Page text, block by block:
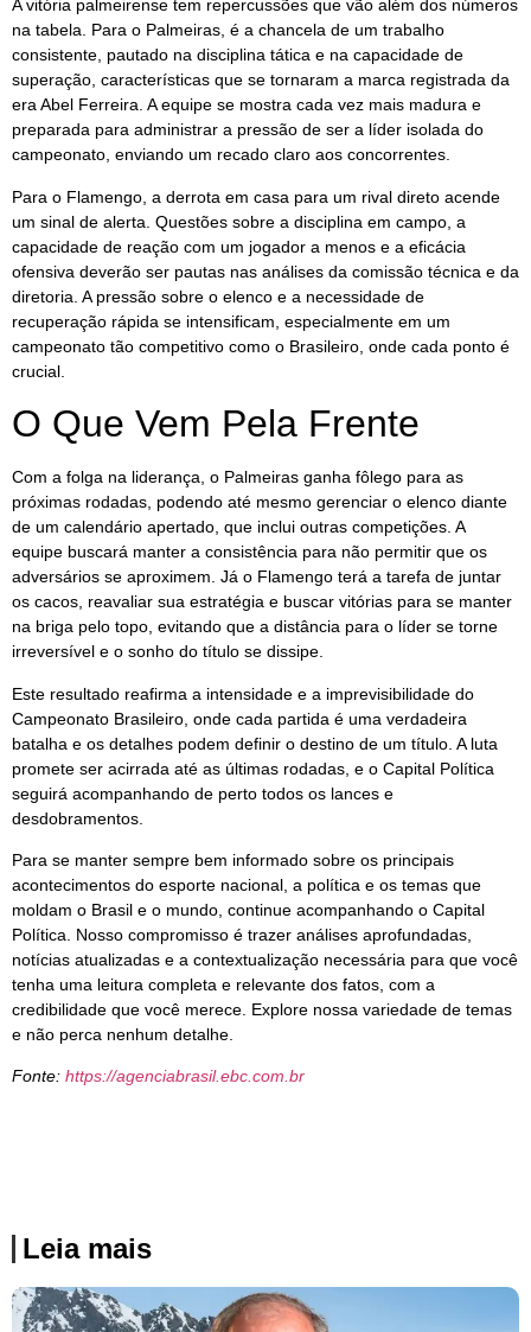
A vitória palmeirense tem repercussões que vão além dos números
na tabela. Para o Palmeiras, é a chancela de um trabalho
consistente, pautado na disciplina tática e na capacidade de
superação, características que se tornaram a marca registrada da
era Abel Ferreira. A equipe se mostra cada vez mais madura e
preparada para administrar a pressão de ser a líder isolada do
campeonato, enviando um recado claro aos concorrentes.
Para o Flamengo, a derrota em casa para um rival direto acende
um sinal de alerta. Questões sobre a disciplina em campo, a
capacidade de reação com um jogador a menos e a eficácia
ofensiva deverão ser pautas nas análises da comissão técnica e da
diretoria. A pressão sobre o elenco e a necessidade de
recuperação rápida se intensificam, especialmente em um
campeonato tão competitivo como o Brasileiro, onde cada ponto é
crucial.
O Que Vem Pela Frente
Com a folga na liderança, o Palmeiras ganha fôlego para as
próximas rodadas, podendo até mesmo gerenciar o elenco diante
de um calendário apertado, que inclui outras competições. A
equipe buscará manter a consistência para não permitir que os
adversários se aproximem. Já o Flamengo terá a tarefa de juntar
os cacos, reavaliar sua estratégia e buscar vitórias para se manter
na briga pelo topo, evitando que a distância para o líder se torne
irreversível e o sonho do título se dissipe.
Este resultado reafirma a intensidade e a imprevisibilidade do
Campeonato Brasileiro, onde cada partida é uma verdadeira
batalha e os detalhes podem definir o destino de um título. A luta
promete ser acirrada até as últimas rodadas, e o Capital Política
seguirá acompanhando de perto todos os lances e
desdobramentos.
Para se manter sempre bem informado sobre os principais
acontecimentos do esporte nacional, a política e os temas que
moldam o Brasil e o mundo, continue acompanhando o Capital
Política. Nosso compromisso é trazer análises aprofundadas,
notícias atualizadas e a contextualização necessária para que você
tenha uma leitura completa e relevante dos fatos, com a
credibilidade que você merece. Explore nossa variedade de temas
e não perca nenhum detalhe.
Fonte: https://agenciabrasil.ebc.com.br
Leia mais